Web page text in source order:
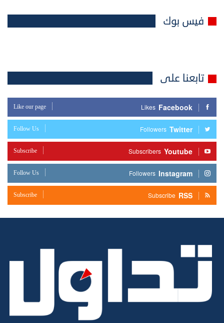
فيس بوك
تابعنا على
Facebook
Likes
Like our page
Twitter
Followers
Follow Us
Youtube
Subscribers
Subscribe
Instagram
Followers
Follow Us
RSS
Subscribe
Subscribe